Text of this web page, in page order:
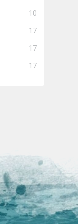
10
17
17
17